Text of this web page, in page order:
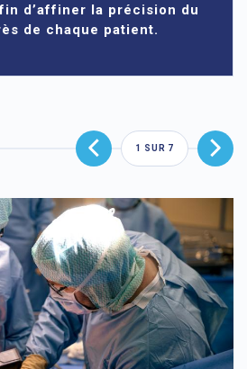
d’affiner la précision du
de chaque patient.
1 SUR 7